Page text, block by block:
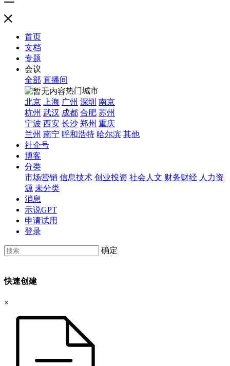
首页
文档
专题
会议
全部 直播间
热门城市
北京
上海 广州 深圳 南京
杭州 武汉 成都 合肥 苏州
宁波 西安 长沙 郑州 重庆
兰州 南宁 呼和浩特 哈尔滨 其他
社企号
博客
分类
市场营销 信息技术 创业投资 社会人文 财务财经 人力资
源 未分类
消息
示说GPT
申请试用
登录
确定
快速创建
×